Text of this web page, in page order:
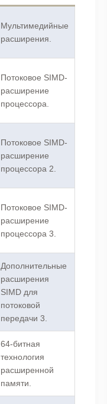
Мультимедийные
расширения.
Потоковое SIMD-
расширение
процессора.
Потоковое SIMD-
расширение
процессора 2.
Потоковое SIMD-
расширение
процессора 3.
Дополнительные
расширения
SIMD для
потоковой
передачи 3.
64-битная
технология
расширенной
памяти.